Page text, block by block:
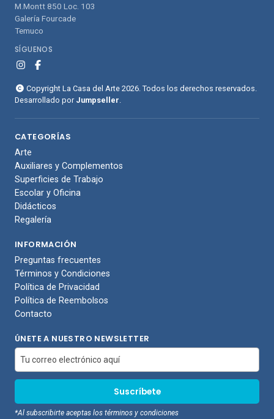
M.Montt 850 Loc. 103
Galería Fourcade
Temuco
SÍGUENOS
Copyright La Casa del Arte 2026. Todos los derechos reservados.
Desarrollado por Jumpseller
CATEGORÍAS
Arte
Auxiliares y Complementos
Superficies de Trabajo
Escolar y Oficina
Didácticos
Regalería
INFORMACIÓN
Preguntas frecuentes
Términos y Condiciones
Política de Privacidad
Política de Reembolsos
Contacto
ÚNETE A NUESTRO NEWSLETTER
*Al subscribirte aceptas los términos y condiciones